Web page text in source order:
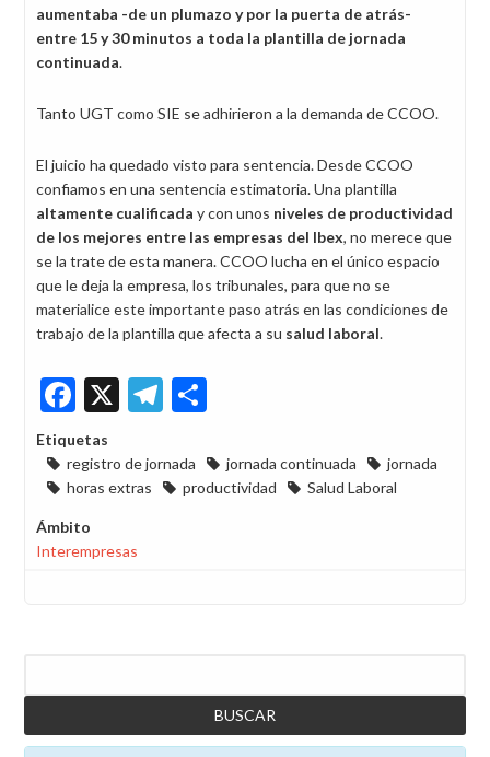
aumentaba -de un plumazo y por la puerta de atrás-
entre 15 y 30 minutos a toda la plantilla de jornada
continuada.
Tanto UGT como SIE se adhirieron a la demanda de CCOO.
El juicio ha quedado visto para sentencia. Desde CCOO
confiamos en una sentencia estimatoria. Una plantilla
altamente cualificada y con unos niveles de productividad
de los mejores entre las empresas del Ibex, no merece que
se la trate de esta manera. CCOO lucha en el único espacio
que le deja la empresa, los tribunales, para que no se
materialice este importante paso atrás en las condiciones de
trabajo de la plantilla que afecta a su salud laboral.
Facebook
X Telegram
Etiquetas
registro de jornada
jornada continuada
jornada
horas extras
productividad Salud Laboral
Ámbito
Interempresas